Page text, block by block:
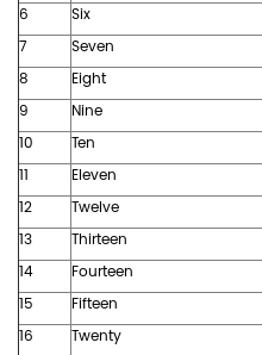
6
Six
7
Seven
8
Eight
9
Nine
10
Ten
11
Eleven
12
Twelve
13
Thirteen
14
Fourteen
15
Fifteen
16
Twenty